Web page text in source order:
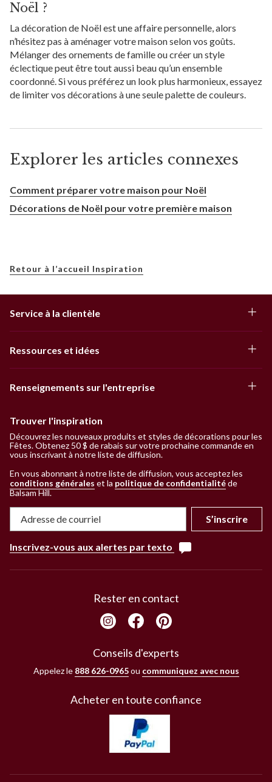
Noël ?
La décoration de Noël est une affaire personnelle, alors
n’hésitez pas à aménager votre maison selon vos goûts.
Mélanger des ornements de famille ou créer un style
éclectique peut être tout aussi beau qu’un ensemble
coordonné. Si vous préférez un look plus harmonieux, essayez
de limiter vos décorations à une seule palette de couleurs.
Explorer les articles connexes
Comment préparer votre maison pour Noël
Décorations de Noël pour votre première maison
Retour à l’accueil Inspiration
Service à la clientèle
Ressources et idées
Renseignements sur l'entreprise
Trouver l'inspiration
Découvrez les nouveaux produits et styles de décorations pour les
Fêtes. Obtenez 50 $ de rabais sur votre prochaine commande en
vous inscrivant à notre liste de diffusion.
En vous abonnant à notre liste de diffusion, vous acceptez les
conditions générales et la politique de confidentialitéde
Balsam Hill.
S’inscrire
Inscrivez-vous aux alertes par texto
Rester en contact
Conseils d'experts
Appelez le 888 626-0965ou communiquez avec nous
Acheter en toute confiance